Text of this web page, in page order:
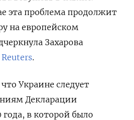
эта проблема продолжит
на европейском
Захарова
Reuters.
Украине следует
Декларации
года, в которой было